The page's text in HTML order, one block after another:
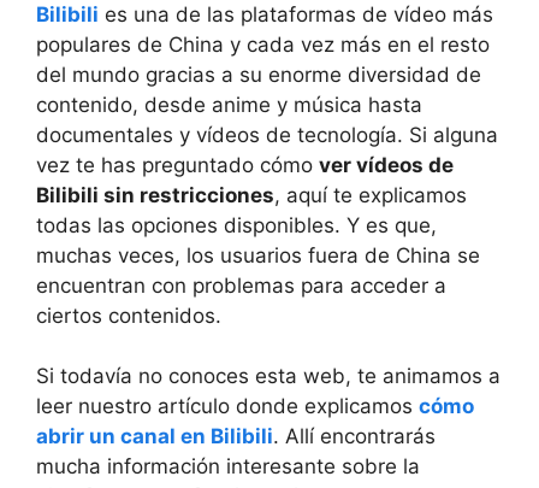
Bilibili es una de las plataformas de vídeo más
populares de China y cada vez más en el resto
del mundo gracias a su enorme diversidad de
contenido, desde anime y música hasta
documentales y vídeos de tecnología. Si alguna
vez te has preguntado cómo ver vídeos de
Bilibili sin restricciones, aquí te explicamos
todas las opciones disponibles. Y es que,
muchas veces, los usuarios fuera de China se
encuentran con problemas para acceder a
ciertos contenidos.
Si todavía no conoces esta web, te animamos a
leer nuestro artículo donde explicamos cómo
abrir un canal en Bilibili. Allí encontrarás
mucha información interesante sobre la